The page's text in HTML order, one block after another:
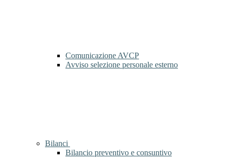
Comunicazione AVCP
Avviso selezione personale esterno
Bilanci
Bilancio preventivo e consuntivo